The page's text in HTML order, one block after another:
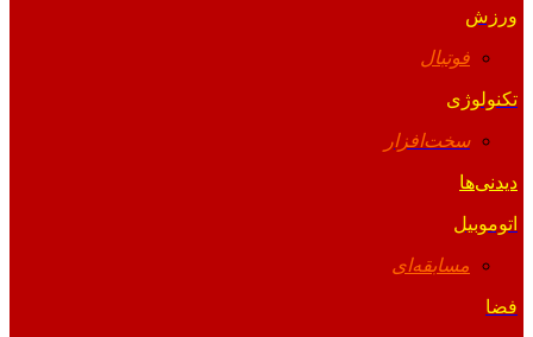
ورزش
فوتبال
تکنولوژی
سخت‌افزار
دیدنی‌ها
اتوموبیل
مسابقه‌ای
فضا